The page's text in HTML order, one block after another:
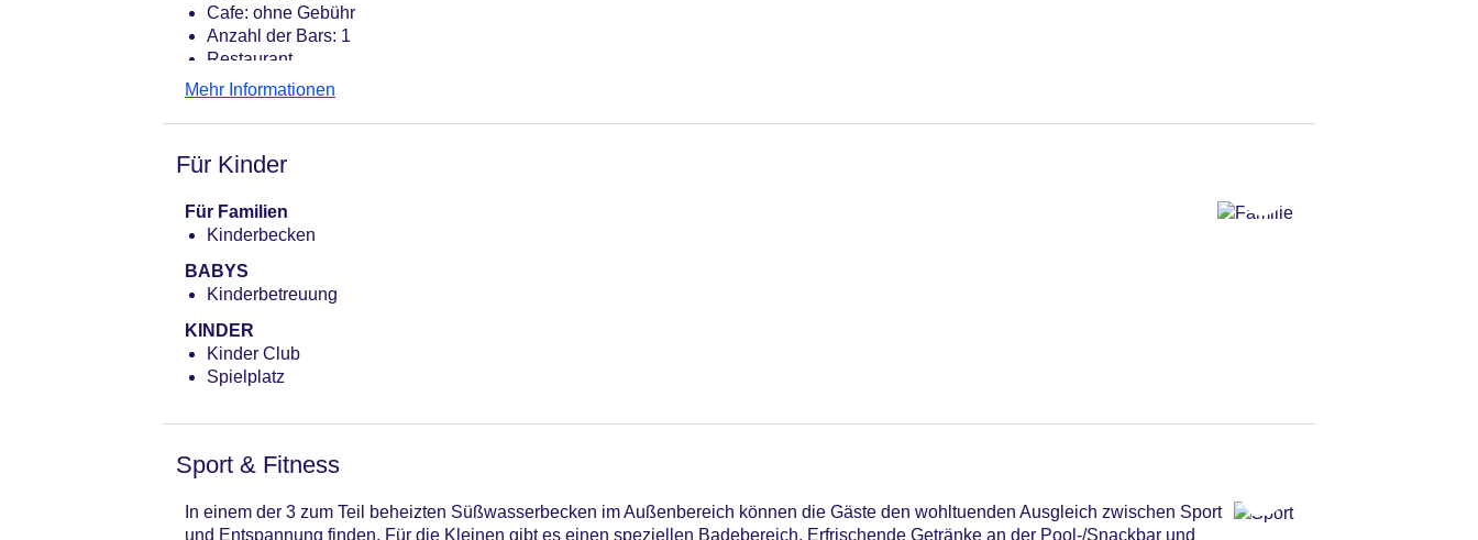
Cafe: ohne Gebühr
Anzahl der Bars: 1
Restaurant
Mehr Informationen
Für Kinder
Für Familien
Kinderbecken
BABYS
Kinderbetreuung
KINDER
Kinder Club
Spielplatz
Sport & Fitness
In einem der 3 zum Teil beheizten Süßwasserbecken im Außenbereich können die Gäste den wohltuenden Ausgleich zwischen Sport
und Entspannung finden. Für die Kleinen gibt es einen speziellen Badebereich. Erfrischende Getränke an der Pool-/Snackbar und